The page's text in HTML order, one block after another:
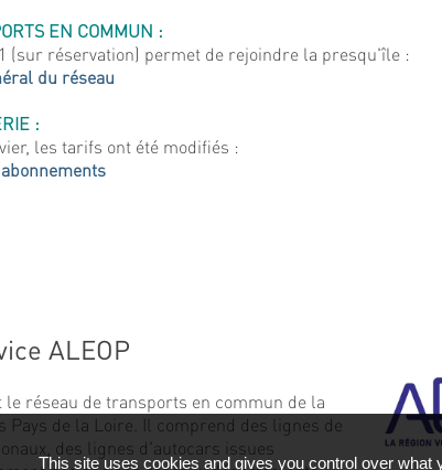
EN COMMUN :
(sur réservation) permet de rejoindre la presqu'île :
du réseau
:
les tarifs ont été modifiés :
ALEOP
le réseau de transports en commun de la
Pays de la Loire. Il comprend des lignes de
des lignes d'autocars issues
This site uses cookies and gives you control over what